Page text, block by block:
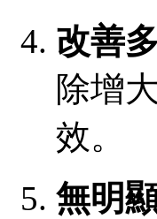
改善
除增
效。
無明